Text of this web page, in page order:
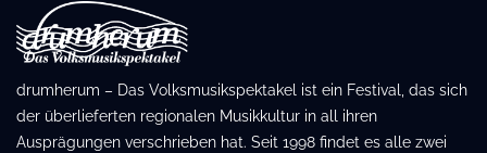
drumherum – Das Volksmusikspektakel ist ein Festival, das sich
der überlieferten regionalen Musikkultur in all ihren
Ausprägungen verschrieben hat. Seit 1998 findet es alle zwei